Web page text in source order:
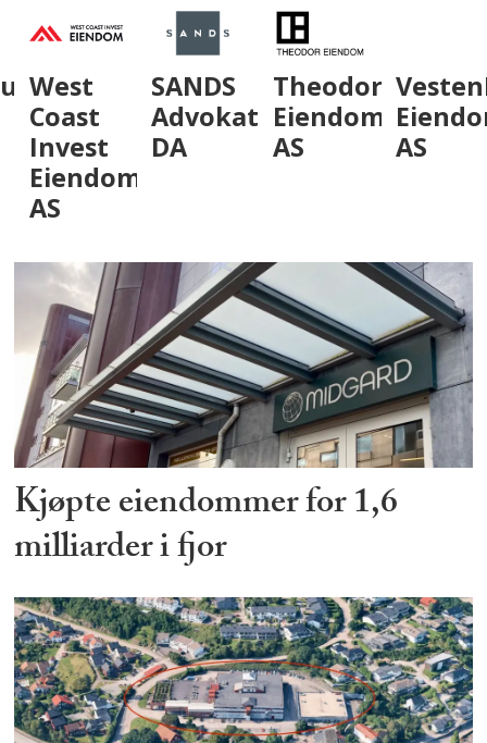
West
Coast
Invest
Eiendom
AS
SANDS
Advokatfirma
DA
Theodor
Eiendom
AS
AS
Kjøpte eiendommer for 1,6
milliarder i fjor